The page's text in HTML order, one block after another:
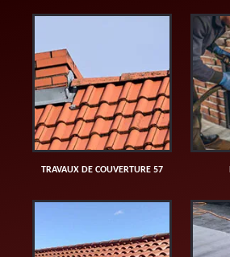
TRAVAUX DE COUVERTURE 57